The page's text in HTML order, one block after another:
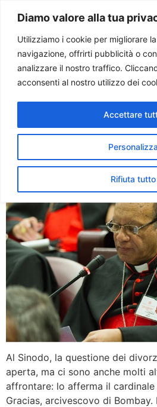
Diamo valore alla tua
Utilizziamo i cookie per migliorare
navigazione, offrirti pubblicità o
analizzare il nostro traffico.
acconsenti al nostro utilizzo dei
Personalizza
Rifiuta tutto
Accettare
Paolo
Tag:asia
Sinodo.
Questione
Intervista al
Al Sinodo, la questione dei
aperta, ma ci sono anche molti
affrontare: lo afferma il cardinale
Gracias, arcivescovo di Bombay.